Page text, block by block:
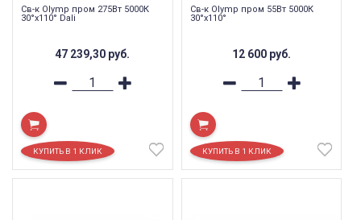
Св-к Olymp пром 275Вт 5000К
30°х110° Dali
47 239,30 руб.
Св-к Olymp пром 55Вт 5000К
30°х110°
12 600 руб.